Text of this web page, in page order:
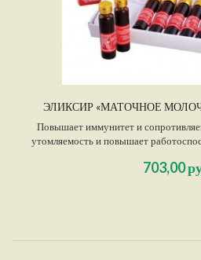
ЭЛИКСИР «МАТОЧНОЕ
Повышает иммунитет и
утомляемость и повышает
желудка, астме, артрите,703,00